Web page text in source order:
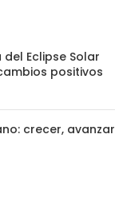
Eclipse Solar
positivos
crecer, avanzar